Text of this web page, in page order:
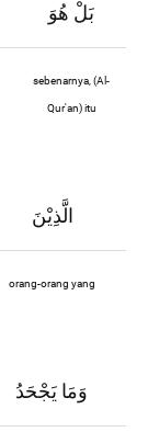
بَلْ هُوَ
sebenarnya, (Al-
Qur'an) itu
الَّذِيْنَ
orang-orang yang
وَمَا يَجْحَدُ